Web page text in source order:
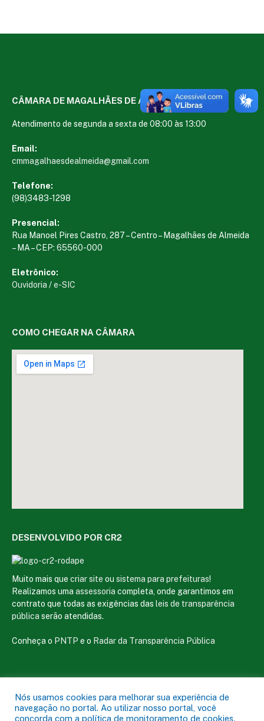
CÂMARA DE MAGALHÃES DE ALMEIDA
Atendimento de segunda a sexta de 08:00 às 13:00
Email:
cmmagalhaesdealmeida@gmail.com
Telefone:
(98)3483-1298
Presencial:
Rua Manoel Pires Castro, 287 – Centro – Magalhães de Almeida
– MA – CEP: 65560-000
Eletrônico:
Ouvidoria /e-SIC
COMO CHEGAR NA CÂMARA
DESENVOLVIDO POR CR2
Muito mais que criar site ou sistema para prefeituras!
Realizamos uma assessoria completa, onde garantimos em
contrato que todas as exigências das leis de transparência
pública serão atendidas.
Conheça o PNTP e o Radar da Transparência Pública
Todos os direitos reservados a Câmara Municipal de Magalhães de
Almeida
Nós usamos cookies para melhorar sua experiência de
navegação no portal. Ao utilizar nosso portal, você
concorda com a política de monitoramento de cookies.